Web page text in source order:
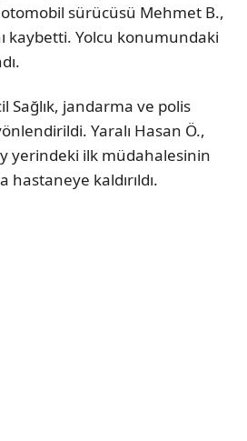
sürücüsü Mehmet B.,
kaybetti. Yolcu konumundaki
Sağlık, jandarma ve polis
Yaralı Hasan Ö.,
yerindeki ilk müdahalesinin
kaldırıldı.